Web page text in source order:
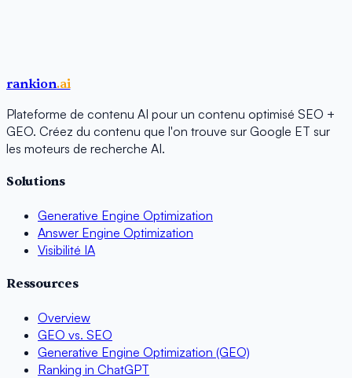
rankion.ai
Plateforme de contenu AI pour un contenu optimisé SEO +
GEO. Créez du contenu que l'on trouve sur Google ET sur
les moteurs de recherche AI.
Solutions
Generative Engine Optimization
Answer Engine Optimization
Visibilité IA
Ressources
Overview
GEO vs. SEO
Generative Engine Optimization (GEO)
Ranking in ChatGPT